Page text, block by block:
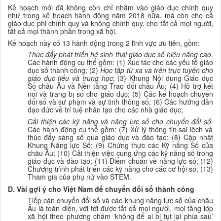
Kế hoạch mới đã không còn chỉ nhằm vào giáo dục chính quy
như trong kế hoạch hành động năm 2018 nữa, mà còn cho cả
giáo dục phi chính quy và không chính quy, cho tất cả mọi người,
tất cả mọi thành phần trong xã hội.
Kế hoạch này có 13 hành động trong 2 lĩnh vực ưu tiên, gồm:
Thúc đẩy phát triển hệ sinh thái giáo dục số hiệu năng cao.
Các hành động cụ thể gồm: (1) Xúc tác cho các yếu tố giáo
dục số thành công; (2)Học tập từ xa và trên trực tuyến cho
giáo dục tiểu và trung học; (3) Khung Nội dung Giáo dục
Số châu Âu và Nền tảng Trao đổi châu Âu; (4) Hỗ trợ kết
nối và trang bị số cho giáo dục; (5) Các kế hoạch chuyển
đổi số và sư phạm và sự tinh thông số; (6) Các hướng dẫn
đạo đức về trí tuệ nhân tạo cho các nhà giáo dục;
Cải thiện các kỹ năng và năng lực số cho chuyển đổi số.
Các hành động cụ thể gồm: (7) Xử lý thông tin sai lệch và
thúc đẩy sáng số qua giáo dục và đào tạo; (8) Cập nhật
Khung Năng lực Số; (9) Chứng thực các Kỹ năng Số của
châu Âu; (10) Cải thiện việc cung ứng các kỹ năng số trong
giáo dục và đào tạo; (11) Điểm chuẩn về năng lực số; (12)
Chương trình phát triển các kỹ năng cho các cơ hội số; (13)
Tham gia của phụ nữ vào STEM.
D. Vài gợi ý cho Việt Nam để chuyển đổi số thành công
Tiếp cận chuyển đổi số và các khung năng lực số của châu
Âu là toàn diện, với tới được tất cả mọi người, mọi tầng lớp
xã hội theo phương châm ‘không để ai bị tụt lại phía sau’